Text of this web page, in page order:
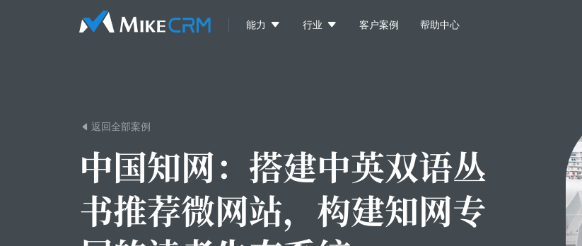
能力  行业  客户案例 帮助中心
 返回全部案例
中国知网： 搭建中英双语丛
书推荐微网站，构建知网专